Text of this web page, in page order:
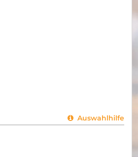
Auswahlhilfe